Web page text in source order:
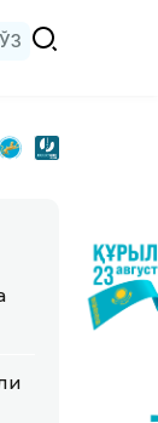
ЎЗ